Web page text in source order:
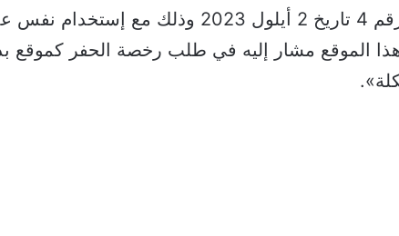
التقرير الجيولوجي رقم 4 تاريخ 2 أيلول 2023 وذلك مع
هذا الموقع مشار إليه في طلب رخصة الحفر كموقع